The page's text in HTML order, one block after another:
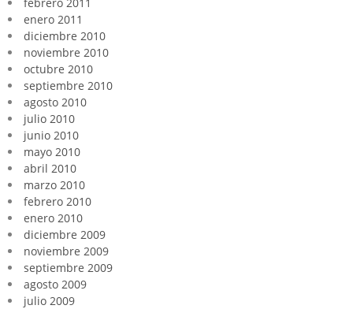
enero 2011
diciembre 2010
noviembre 2010
octubre 2010
septiembre 2010
agosto 2010
julio 2010
junio 2010
mayo 2010
abril 2010
marzo 2010
febrero 2010
enero 2010
diciembre 2009
noviembre 2009
septiembre 2009
agosto 2009
julio 2009